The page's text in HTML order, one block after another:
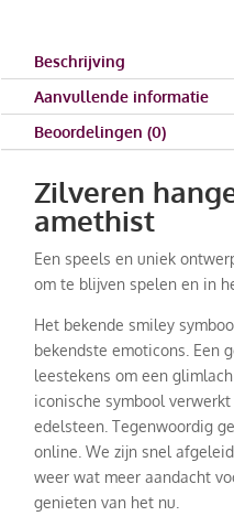
Beschrijving
Aanvullende informatie
Beoordelingen (0)
Zilveren
amethist
Een speels en uniek
om te blijven spelen en in
Het bekende smiley
bekendste emoticons. Een
leestekens om een
iconische symbool
edelsteen. Tegenwoordig
online. We zijn snel
weer wat meer aandacht
genieten van het nu.